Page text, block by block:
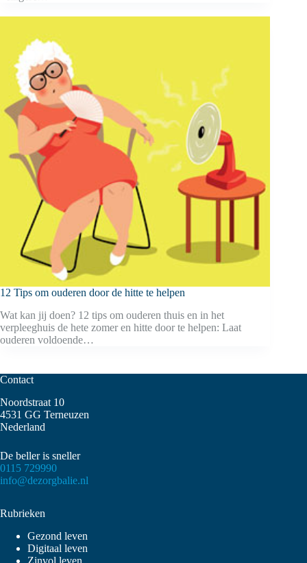
12 Tips om ouderen door de hitte te helpen
Wat kan jij doen? 12 tips om ouderen thuis en in het
verpleeghuis de hete zomer en hitte door te helpen: Laat
ouderen voldoende…
Contact
Noordstraat 10
4531 GG Terneuzen
Nederland
De beller is sneller
0115 729990
info@dezorgbalie.nl
Rubrieken
Gezond leven
Digitaal leven
Zinvol leven